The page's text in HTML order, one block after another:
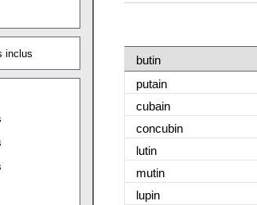
inclus
butin
putain
cubain
concubin
lutin
mutin
lupin